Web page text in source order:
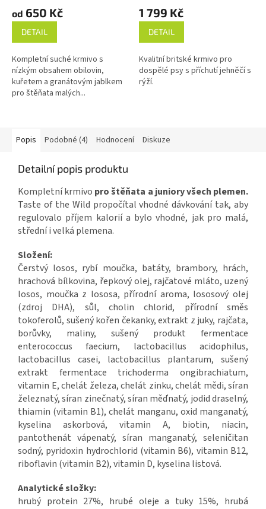
od 650 Kč
DETAIL
Kompletní suché krmivo s
nízkým obsahem obilovin,
kuřetem a granátovým jablkem
pro štěňata malých...
1 799 Kč
DETAIL
Kvalitní britské krmivo pro
dospělé psy s příchutí jehněčí s
rýží.
Popis Podobné (4) Hodnocení Diskuze
Detailní popis produktu
Kompletní krmivo pro štěňata a juniory všech plemen.
Taste of the Wild propočítal vhodné dávkování tak, aby
regulovalo příjem kalorií a bylo vhodné, jak pro malá,
střední i velká plemena.
Složení:
Čerstvý losos, rybí moučka, batáty, brambory, hrách,
hrachová bílkovina, řepkový olej, rajčatové mláto, uzený
losos, moučka z lososa, přírodní aroma, lososový olej
(zdroj DHA), sůl, cholin chlorid, přírodní směs
tokoferolů, sušený kořen čekanky, extrakt z juky, rajčata,
borůvky, maliny, sušený produkt fermentace
enterococcus faecium, lactobacillus acidophilus,
lactobacillus casei, lactobacillus plantarum, sušený
extrakt fermentace trichoderma ongibrachiatum,
vitamin E, chelát železa, chelát zinku, chelát mědi, síran
železnatý, síran zinečnatý, síran měďnatý, jodid draselný,
thiamin (vitamin B1), chelát manganu, oxid manganatý,
kyselina askorbová, vitamin A, biotin, niacin,
pantothenát vápenatý, síran manganatý, seleničitan
sodný, pyridoxin hydrochlorid (vitamin B6), vitamin B12,
riboflavin (vitamin B2), vitamin D, kyselina listová.
Analytické složky:
hrubý protein 27%, hrubé oleje a tuky 15%, hrubá